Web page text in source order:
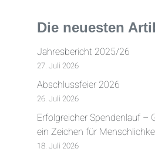
Die neuesten
Jahresbericht 2025/26
27. Juli 2026
Abschlussfeier 2026
26. Juli 2026
Erfolgreicher Spendenlauf –
ein Zeichen für
18. Juli 2026